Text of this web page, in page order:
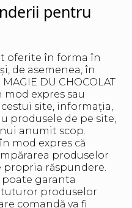
pentru
oferite în forma în
de asemenea, în
DU CHOCOLAT
expres sau
site, informația,
produsele de pe site,
anumit scop.
mod expres că
produselor
propria răspundere.
poate garanta
produselor
comandă va fi